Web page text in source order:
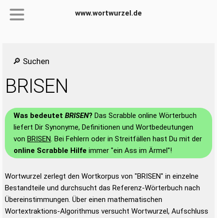
www.wortwurzel.de
🔎 Suchen
BRISEN
Was bedeutet BRISEN? Das Scrabble online Wörterbuch
liefert Dir Synonyme, Definitionen und Wortbedeutungen
von BRISEN. Bei Fehlern oder in Streitfällen hast Du mit der
online Scrabble Hilfe immer "ein Ass im Ärmel"!
Wortwurzel zerlegt den Wortkorpus von "BRISEN" in einzelne
Bestandteile und durchsucht das Referenz-Wörterbuch nach
Übereinstimmungen. Über einen mathematischen
Wortextraktions-Algorithmus versucht Wortwurzel, Aufschluss